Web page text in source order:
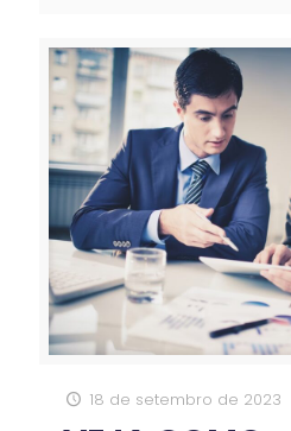
18 de setembro de 2023